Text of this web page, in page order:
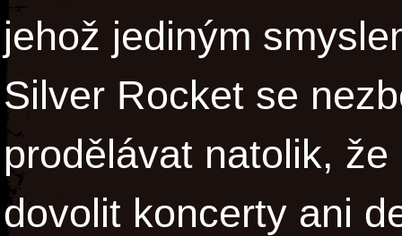
jehož jediným
Silver Rocket se
prodělávat natolik,
dovolit koncerty ani